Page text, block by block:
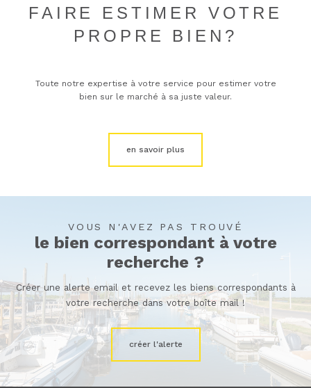
FAIRE ESTIMER VOTRE
PROPRE BIEN?
Toute notre expertise à votre service pour estimer votre
bien sur le marché à sa juste valeur.
en savoir plus
VOUS N'AVEZ PAS TROUVÉ
le bien correspondant à votre
recherche ?
Créer une alerte email et recevez les biens correspondants à
votre recherche dans votre boîte mail !
créer l'alerte